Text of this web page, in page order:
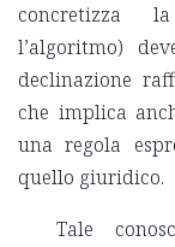
concretizza
l’algoritmo)
declinazione
che implica
una regola
quello giuridico.
Tale